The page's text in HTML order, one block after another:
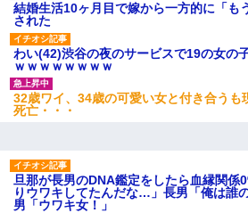
結婚生活10ヶ月目で嫁から一方的に「も
された
わい(42)渋谷の夜のサービスで19の女の
ｗｗｗｗｗｗｗｗ
32歳ワイ、34歳の可愛い女と付き合うも
死亡・・・
旦那が長男のDNA鑑定をしたら血縁関係
りウワキしてたんだな…」長男「俺は誰
男「ウワキ女！」